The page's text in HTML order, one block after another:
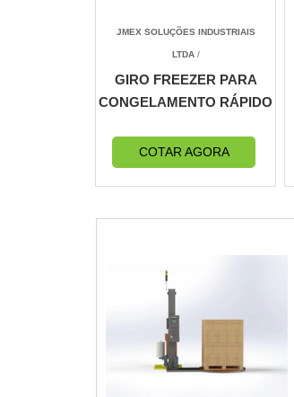
JMEX SOLUÇÕES INDUSTRIAIS
LTDA/
GIRO FREEZER PARA
CONGELAMENTO RÁPIDO
COTAR AGORA